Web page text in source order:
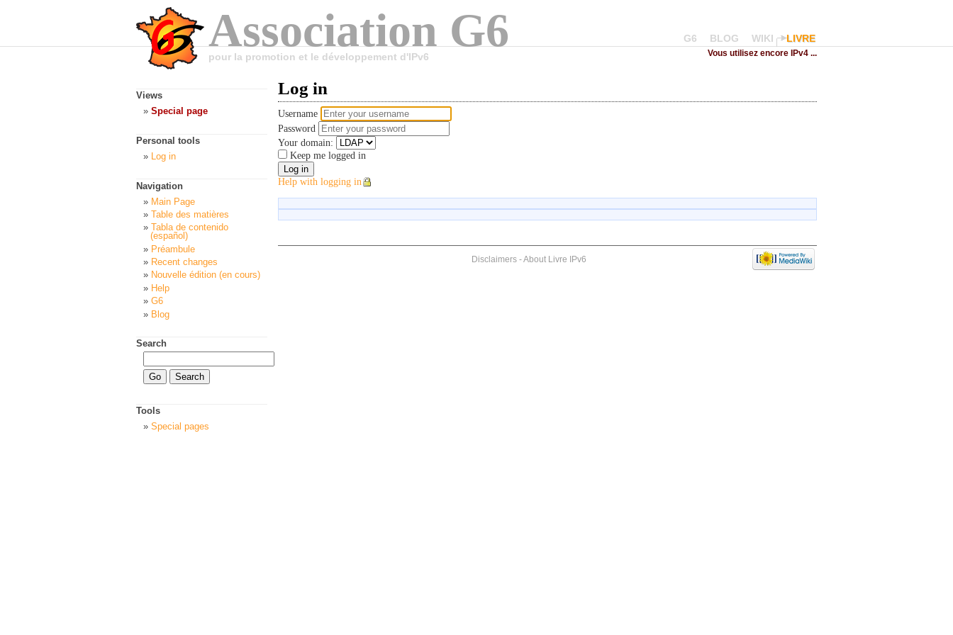
Association G6
pour la promotion et le développement d'IPv6
G6 BLOG WIKI LIVRE
Vous utilisez encore IPv4 ...
Log in
Username
Password
Your domain:
Keep me logged in
Help with logging in
Views
Special page
Personal tools
Log in
Navigation
Main Page
Table des matières
Tabla de contenido
(español)
Préambule
Recent changes
Nouvelle édition (en cours)
Help
G6
Blog
Search
Tools
Special pages
Disclaimers-About Livre IPv6